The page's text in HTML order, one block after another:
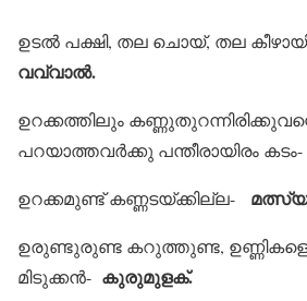
ഉടല്‍ പക്ഷി, തല ചൊയ്, തല
വവ്വാല്‍.
ഉറക്കത്തിലും
പറയാത്തവര്‍ക്കു പന്തീരായിരം കടം-
ഉറക്കമുണ്ട് കണ്ണടയ്ക്കില്ല-
ഉരുണ്ടുരുണ്ട കറുത്തുണ്ട, ഉണ്ണികളെ
മിടുക്കന്‍- കുരുമുളക്.